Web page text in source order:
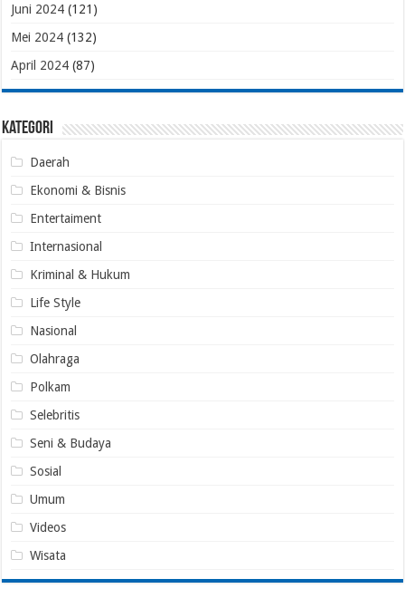
Juni 2024 (121)
Mei 2024 (132)
April 2024 (87)
Kategori
Daerah
Ekonomi & Bisnis
Entertaiment
Internasional
Kriminal & Hukum
Life Style
Nasional
Olahraga
Polkam
Selebritis
Seni & Budaya
Sosial
Umum
Videos
Wisata